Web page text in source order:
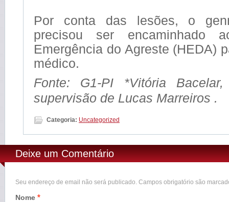
Por conta das lesões, o
precisou ser encaminhado
Emergência do Agreste (HEDA)
médico.
Fonte: G1-PI *Vitória
supervisão de Lucas Marreiros .
Categoria: Uncategorized
Deixe um Comentário
Seu endereço de email não será publicado. Campos obrigatório são
Nome *